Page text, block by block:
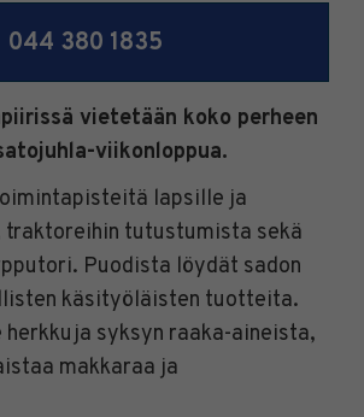
044 380 1835
vietetään koko perheen
viikonloppua.
lapsille ja
traktoreihin tutustumista sekä
Puodista löydät sadon
käsityöläisten tuotteita.
syksyn raaka-aineista,
makkaraa ja